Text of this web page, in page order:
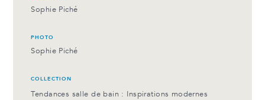
Sophie Piché
PHOTO
Sophie Piché
COLLECTION
Tendances salle de bain : Inspirations modernes